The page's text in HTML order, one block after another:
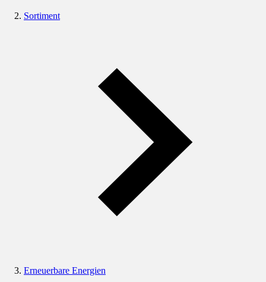
Sortiment
Erneuerbare Energien